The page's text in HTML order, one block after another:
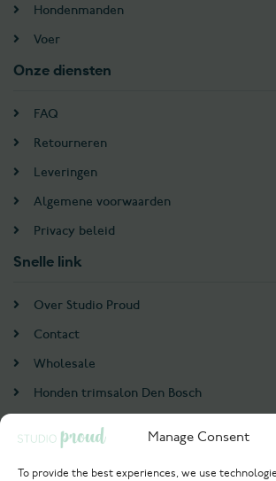
Manage Consent
To provide the best experiences, we use
Hondenmanden
Voer
Onze diensten
FAQ
Retourneren
Leveringen
Algemene voorwaarden
Privacy beleid
Snelle link
Over Studio Proud
Contact
Wholesale
Honden trimsalon Den Bosch